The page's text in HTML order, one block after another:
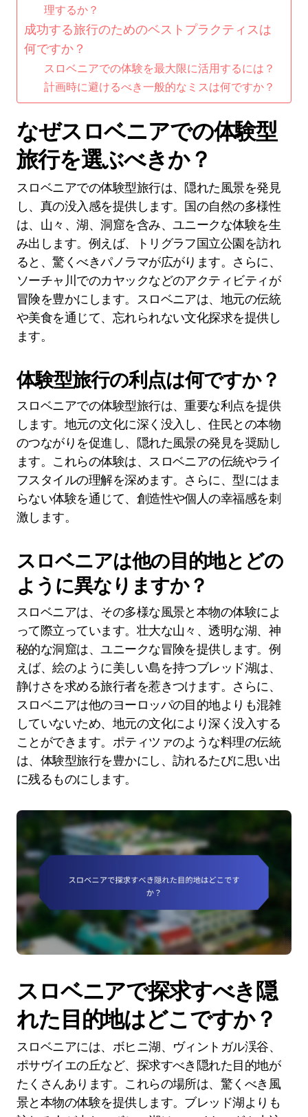
理するか？
成功する旅行のためのベストプラクティスは
何ですか？
スロベニアでの体験を最大限に活用するには？
計画時に避けるべき一般的なミスは何ですか？
なぜスロベニアでの体験型
旅行を選ぶべきか？
スロベニアでの体験型旅行は、隠れた風景を発見
し、真の没入感を提供します。国の自然の多様性
は、山々、湖、洞窟を含み、ユニークな体験を生
み出します。例えば、トリグラフ国立公園を訪れ
ると、驚くべきパノラマが広がります。さらに、
ソーチャ川でのカヤックなどのアクティビティが
冒険を豊かにします。スロベニアは、地元の伝統
や美食を通じて、忘れられない文化探求を提供し
ます。
体験型旅行の利点は何ですか？
スロベニアでの体験型旅行は、重要な利点を提供
します。地元の文化に深く没入し、住民との本物
のつながりを促進し、隠れた風景の発見を奨励し
ます。これらの体験は、スロベニアの伝統やライ
フスタイルの理解を深めます。さらに、型にはま
らない体験を通じて、創造性や個人の幸福感を刺
激します。
スロベニアは他の目的地とどの
ように異なりますか？
スロベニアは、その多様な風景と本物の体験によ
って際立っています。壮大な山々、透明な湖、神
秘的な洞窟は、ユニークな冒険を提供します。例
えば、絵のように美しい島を持つブレッド湖は、
静けさを求める旅行者を惹きつけます。さらに、
スロベニアは他のヨーロッパの目的地よりも混雑
していないため、地元の文化により深く没入する
ことができます。ポティツァのような料理の伝統
は、体験型旅行を豊かにし、訪れるたびに思い出
に残るものにします。
スロベニアで探求すべき隠
れた目的地はどこですか？
スロベニアには、ボヒニ湖、ヴィントガル渓谷、
ポサヴイエの丘など、探求すべき隠れた目的地が
たくさんあります。これらの場所は、驚くべき風
景と本物の体験を提供します。ブレッド湖よりも